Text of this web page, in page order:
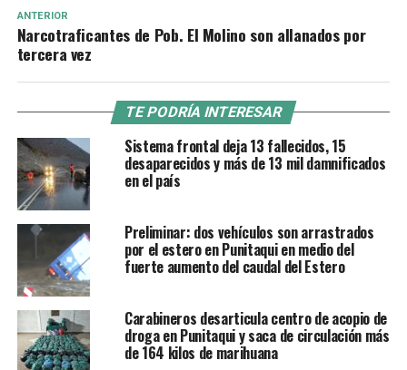
ANTERIOR
Narcotraficantes de Pob. El Molino son allanados por
tercera vez
TE PODRÍA INTERESAR
Sistema frontal deja 13 fallecidos, 15
desaparecidos y más de 13 mil damnificados
en el país
Preliminar: dos vehículos son arrastrados
por el estero en Punitaqui en medio del
fuerte aumento del caudal del Estero
Carabineros desarticula centro de acopio de
droga en Punitaqui y saca de circulación más
de 164 kilos de marihuana